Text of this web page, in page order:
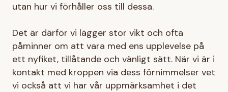
utan hur vi förhåller oss till dessa.
Det är därför vi lägger stor vikt och ofta
påminner om att vara med ens upplevelse på
ett nyfiket, tillåtande och vänligt sätt. När vi är i
kontakt med kroppen via dess förnimmelser vet
vi också att vi har vår uppmärksamhet i det